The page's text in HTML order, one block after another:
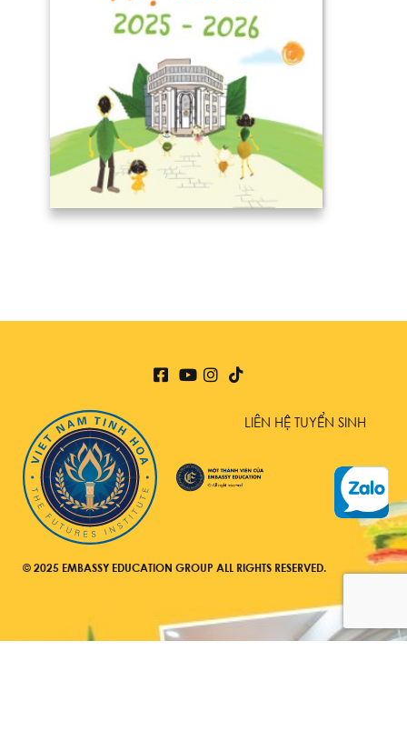
LIÊN HỆ TUYỂN SINH
© 2025 EMBASSY EDUCATION GROUP ALL RIGHTS RESERVED.